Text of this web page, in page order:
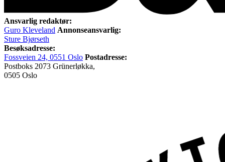
Ansvarlig redaktør:
Guro Kleveland Annonseansvarlig:
Sture Bjørseth
Besøksadresse:
Fossveien 24, 0551 Oslo Postadresse:
Postboks 2073 Grünerløkka,
0505 Oslo